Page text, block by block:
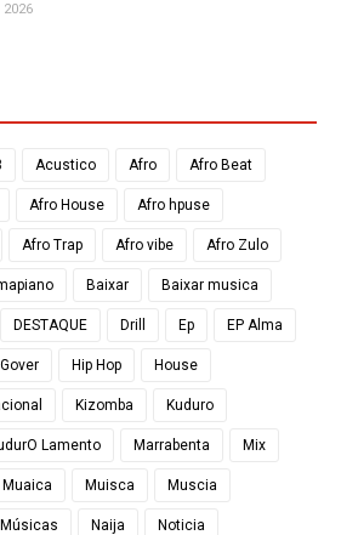
Acustico Afro Afro Beat
Afro House Afro hpuse
Afro Trap Afro vibe Afro Zulo
Baixar Baixar musica
DESTAQUE Drill Ep EP Alma
Gover Hip Hop House
Kizomba Kuduro
Lamento Marrabenta Mix
Muaica Muisca Muscia
Músicas Naija Noticia